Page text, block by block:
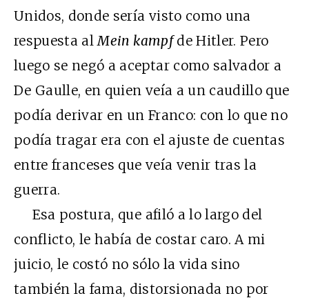
Unidos, donde sería visto como una
respuesta al Mein kampfde Hitler. Pero
luego se negó a aceptar como salvador a
De Gaulle, en quien veía a un caudillo que
podía derivar en un Franco: con lo que no
podía tragar era con el ajuste de cuentas
entre franceses que veía venir tras la
guerra.
Esa postura, que afiló a lo largo del
conflicto, le había de costar caro. A mi
juicio, le costó no sólo la vida sino
también la fama, distorsionada no por